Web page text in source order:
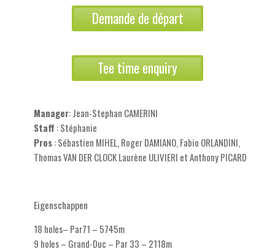
Demande de départ
Tee time enquiry
Manager: Jean-Stephan CAMERINI
Staff : Stéphanie
Pros: Sébastien MIHEL, Roger DAMIANO, Fabio ORLANDINI,
Thomas VAN DER CLOCK Laurène ULIVIERI et Anthony PICARD
Eigenschappen
18 holes– Par71 – 5745m
9 holes – Grand-Duc – Par 33 – 2118m